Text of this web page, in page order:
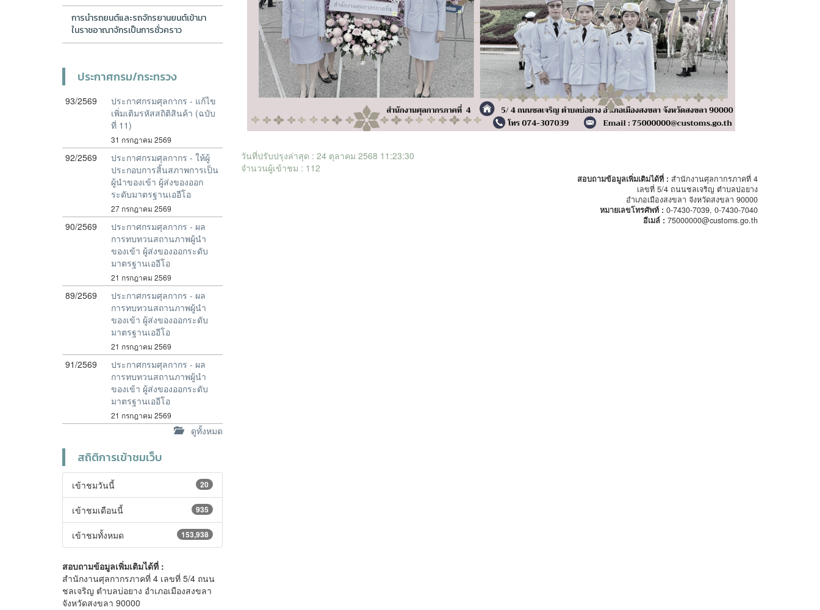
การนำรถยนต์และรถจักรยานยนต์เข้ามา
ในราชอาณาจักรเป็นการชั่วคราว
ประกาศกรม/กระทรวง
93/2569
ประกาศกรมศุลกากร - แก้ไข
เพิ่มเติมรหัสสถิติสินค้า (ฉบับ
ที่ 11)
31 กรกฎาคม 2569
92/2569
ประกาศกรมศุลกากร - ให้ผู้
ประกอบการสิ้นสภาพการเป็น
ผู้นำของเข้า ผู้ส่งของออก
ระดับมาตรฐานเออีโอ
27 กรกฎาคม 2569
90/2569
ประกาศกรมศุลกากร - ผล
การทบทวนสถานภาพผู้นำ
ของเข้า ผู้ส่งของออกระดับ
มาตรฐานเออีโอ
21 กรกฎาคม 2569
89/2569
ประกาศกรมศุลกากร - ผล
การทบทวนสถานภาพผู้นำ
ของเข้า ผู้ส่งของออกระดับ
มาตรฐานเออีโอ
21 กรกฎาคม 2569
91/2569
ประกาศกรมศุลกากร - ผล
การทบทวนสถานภาพผู้นำ
ของเข้า ผู้ส่งของออกระดับ
มาตรฐานเออีโอ
21 กรกฎาคม 2569
ดูทั้งหมด
สถิติการเข้าชมเว็บ
20
เข้าชมวันนี้
935
เข้าชมเดือนนี้
153,938
เข้าชมทั้งหมด
สอบถามข้อมูลเพิ่มเติมได้ที่ :
สำนักงานศุลกากรภาคที่ 4 เลขที่ 5/4 ถนน
ชลเจริญ ตำบลบ่อยาง อำเภอเมืองสงขลา
จังหวัดสงขลา 90000
วันที่ปรับปรุงล่าสุด : 24 ตุลาคม 2568 11:23:30
จำนวนผู้เข้าชม : 112
สอบถามข้อมูลเพิ่มเติมได้ที่ : สำนักงานศุลกากรภาคที่ 4
เลขที่ 5/4 ถนนชลเจริญ ตำบลบ่อยาง
อำเภอเมืองสงขลา จังหวัดสงขลา 90000
หมายเลขโทรศัพท์ : 0-7430-7039, 0-7430-7040
อีเมล์ : 75000000@customs.go.th